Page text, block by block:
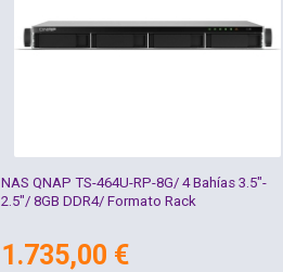
NAS QNAP TS-464U-RP-8G/ 4 Bahías 3.5"-
2.5"/ 8GB DDR4/ Formato Rack
1.735,00 €